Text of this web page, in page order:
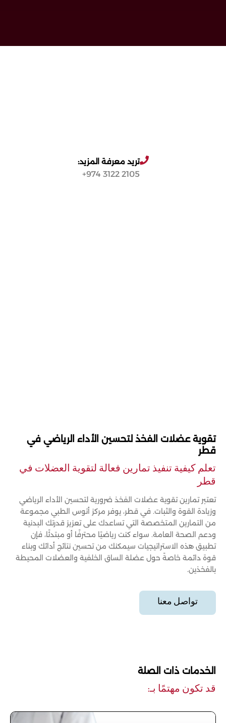
تريد معرفة المزيد:
2105 3122 974+
تقوية عضلات الفخذ لتحسين الأداء الرياضي في
قطر
تعلم كيفية تنفيذ تمارين فعالة لتقوية العضلات في
قطر
تعتبر تمارين تقوية عضلات الفخذ ضرورية لتحسين الأداء الرياضي
وزيادة القوة والثبات. في قطر، يوفر مركز أتوس الطبي مجموعة
من التمارين المتخصصة التي تساعدك على تعزيز قدرتك البدنية
ودعم الصحة العامة. سواء كنت رياضيًا محترفًا أو مبتدئًا، فإن
تطبيق هذه الاستراتيجيات سيمكنك من تحسين نتائج أدائك وبناء
قوة دائمة خاصةً حول عضلة الساق الخلفية والعضلات المحيطة
بالفخذين.
تواصل معنا
الخدمات ذات الصلة
قد تكون مهتمًا بـ: